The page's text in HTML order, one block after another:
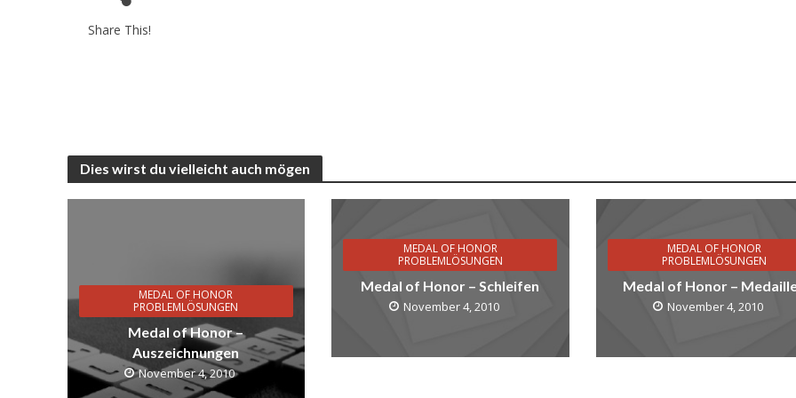
Share This!
Dies wirst du vielleicht auch mögen
MEDAL OF HONOR
PROBLEMLÖSUNGEN
Medal of Honor –
Auszeichnungen
November 4, 2010
MEDAL OF HONOR
PROBLEMLÖSUNGEN
Medal of Honor – Schleifen
November 4, 2010
MEDAL OF HONOR
PROBLEMLÖSUNGEN
Medal of Honor –
November 4, 2010